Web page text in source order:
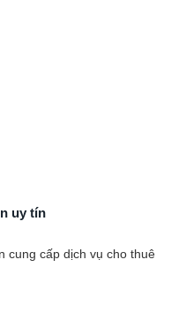
uy tín
cung cấp dịch vụ cho thuê